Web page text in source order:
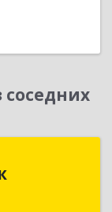
г, 20-летия